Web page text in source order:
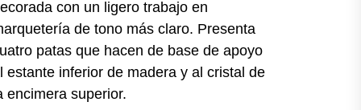
con un ligero trabajo en
de tono más claro. Presenta
patas que hacen de base de apoyo
estante inferior de madera y al cristal de
encimera superior.